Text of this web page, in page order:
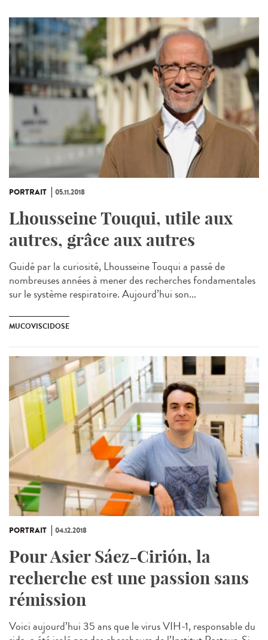
PORTRAIT 05.11.2018
Lhousseine Touqui, utile aux
autres, grâce aux autres
Guidé par la curiosité, Lhousseine Touqui a passé de
nombreuses années à mener des recherches fondamentales
sur le système respiratoire. Aujourd’hui son...
MUCOVISCIDOSE
PORTRAIT 04.12.2018
Pour Asier Sáez-Cirión, la
recherche est une passion sans
rémission
Voici aujourd’hui 35 ans que le virus VIH-1, responsable du